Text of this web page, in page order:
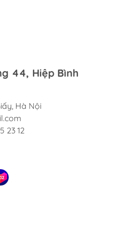
44, Hiệp Bình
Hà Nội
23 12